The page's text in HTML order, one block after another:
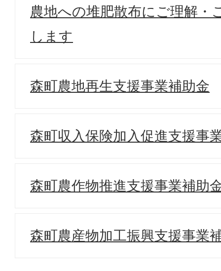
農地への堆肥散布にご理解・
します
森町農地再生支援事業補助金
森町収入保険加入促進支援事
森町農作物推進支援事業補助
森町農産物加工振興支援事業